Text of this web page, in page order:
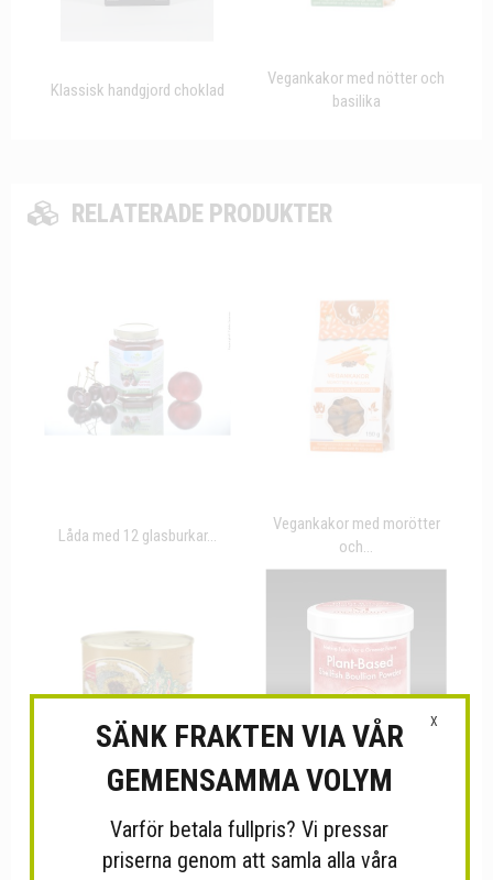
Klassisk handgjord choklad
Vegankakor med nötter och
basilika
RELATERADE PRODUKTER
Låda med 12 glasburkar...
Vegankakor med morötter
och...
Auberginegryta
kashkebademjan...
Växtbaserad buljong med
smak...
X
SÄNK FRAKTEN VIA VÅR
GEMENSAMMA VOLYM
Varför betala fullpris? Vi pressar
priserna genom att samla alla våra